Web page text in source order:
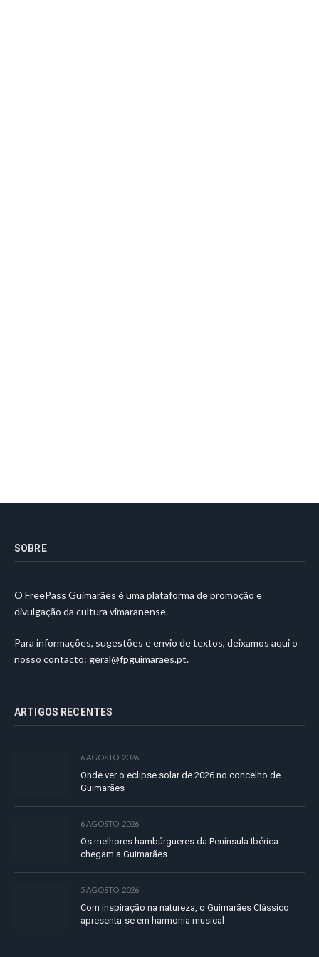
SOBRE
O FreePass Guimarães é uma plataforma de promoção e
divulgação da cultura vimaranense.
Para informações, sugestões e envio de textos, deixamos aqui o
nosso contacto: geral@fpguimaraes.pt.
ARTIGOS RECENTES
6 AGOSTO, 2026
Onde ver o eclipse solar de 2026 no concelho de
Guimarães
6 AGOSTO, 2026
Os melhores hambúrgueres da Península Ibérica
chegam a Guimarães
5 AGOSTO, 2026
Com inspiração na natureza, o Guimarães Clássico
apresenta-se em harmonia musical